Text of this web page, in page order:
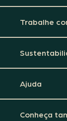
Trabalhe
Ajuda
Conheça